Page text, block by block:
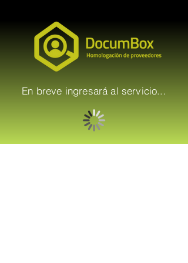
En breve ingresará al servicio...